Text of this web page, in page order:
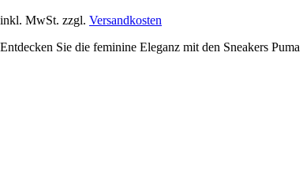
inkl. MwSt. zzgl. Versandkosten
Entdecken Sie die feminine Eleganz mit den Sneakers